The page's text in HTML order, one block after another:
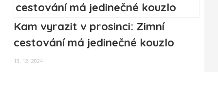
Kam vyrazit v prosinci: Zimní
cestování má jedinečné kouzlo
13. 12. 2024